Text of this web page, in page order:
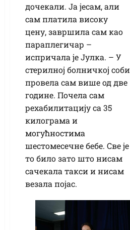
дочекали. Ја јесам, али
сам платила високу
цену, завршила сам као
параплегичар –
испричала је Јулка. – У
стерилној болничкој соби
провела сам више од две
године. Почела сам
рехабилитацију са 35
килограма и
могућностима
шестомесечне бебе. Све је
то било зато што нисам
сачекала такси и нисам
везала појас.